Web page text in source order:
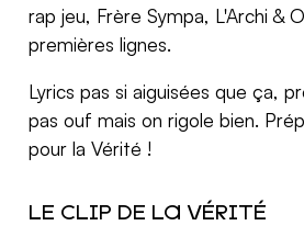
rap jeu, Frère Sympa, L'Archi &
premières lignes.
Lyrics pas si aiguisées que ça,
pas ouf mais on rigole bien.
pour la Vérité !
LE CLIP DE LA VÉRITÉ